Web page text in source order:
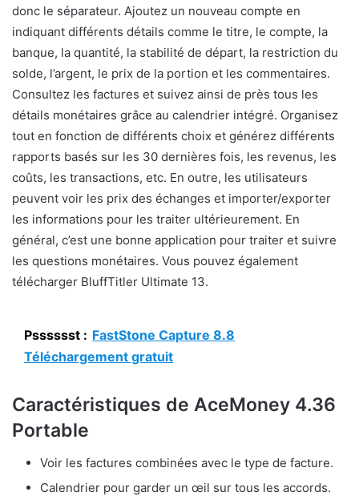
donc le séparateur. Ajoutez un nouveau compte en
indiquant différents détails comme le titre, le compte, la
banque, la quantité, la stabilité de départ, la restriction du
solde, l’argent, le prix de la portion et les commentaires.
Consultez les factures et suivez ainsi de près tous les
détails monétaires grâce au calendrier intégré. Organisez
tout en fonction de différents choix et générez différents
rapports basés sur les 30 dernières fois, les revenus, les
coûts, les transactions, etc. En outre, les utilisateurs
peuvent voir les prix des échanges et importer/exporter
les informations pour les traiter ultérieurement. En
général, c’est une bonne application pour traiter et suivre
les questions monétaires. Vous pouvez également
télécharger BluffTitler Ultimate 13.
Psssssst : FastStone Capture 8.8
Téléchargement gratuit
Caractéristiques de AceMoney 4.36
Portable
Voir les factures combinées avec le type de facture.
Calendrier pour garder un œil sur tous les accords.